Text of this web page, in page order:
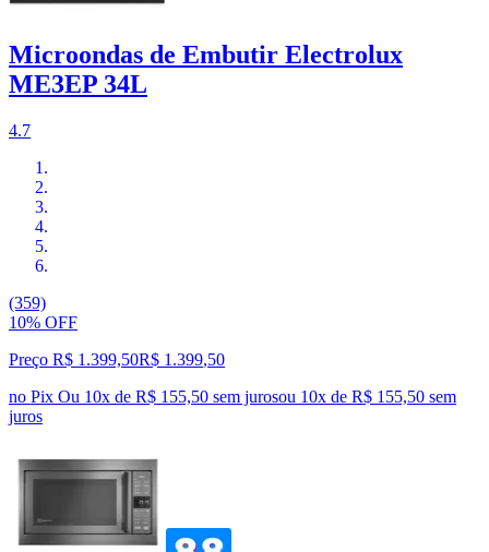
Microondas de Embutir Electrolux
ME3EP 34L
4.7
(359)
10% OFF
Preço R$ 1.399,50R$ 1.399,50
no Pix Ou 10x de R$ 155,50 sem jurosou 10x de R$ 155,50 sem
juros